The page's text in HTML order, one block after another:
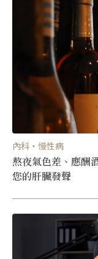
內科・慢性病
熬夜氣色差、應酬
您的肝臟發聲